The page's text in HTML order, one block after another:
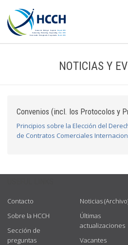
NOTICIAS Y
Convenios (incl. los Protocolos y
Principios sobre la Elección del
de Contratos Comerciales
Contacto
Sobre la HCCH
Sección de
preguntas
Noticias
Últimas
actualizaciones
Vacantes